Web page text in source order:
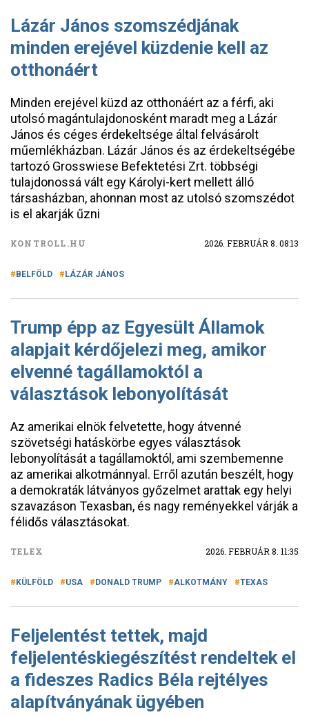
Lázár János szomszédjának
minden erejével küzdenie kell az
otthonáért
Minden erejével küzd az otthonáért az a férfi, aki
utolsó magántulajdonosként maradt meg a Lázár
János és céges érdekeltsége által felvásárolt
műemlékházban. Lázár János és az érdekeltségébe
tartozó Grosswiese Befektetési Zrt. többségi
tulajdonossá vált egy Károlyi-kert mellett álló
társasházban, ahonnan most az utolsó szomszédot
is el akarják űzni
KONTROLL.HU 2026. FEBRUÁR 8. 08:13
BELFÖLD LÁZÁR JÁNOS
Trump épp az Egyesült Államok
alapjait kérdőjelezi meg, amikor
elvenné tagállamoktól a
választások lebonyolítását
Az amerikai elnök felvetette, hogy átvenné
szövetségi hatáskörbe egyes választások
lebonyolítását a tagállamoktól, ami szembemenne
az amerikai alkotmánnyal. Erről azután beszélt, hogy
a demokraták látványos győzelmet arattak egy helyi
szavazáson Texasban, és nagy reményekkel várják a
félidős választásokat.
TELEX 2026. FEBRUÁR 8. 11:35
KÜLFÖLD USA DONALD TRUMP ALKOTMÁNY TEXAS
Feljelentést tettek, majd
feljelentéskiegészítést rendeltek el
a fideszes Radics Béla rejtélyes
alapítványának ügyében